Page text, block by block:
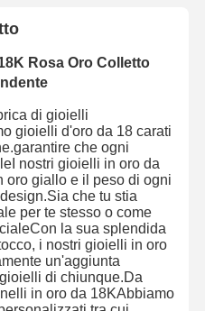
Rosa Oro Colletto
di gioielli
gioielli d'oro da 18 carati
che ogni
nostri gioielli in oro da
oro giallo e il peso di ogni
che tu stia
per te stesso o come
la sua splendida
i nostri gioielli in oro
un'aggiunta
di chiunque.Da
in oro da 18KAbbiamo